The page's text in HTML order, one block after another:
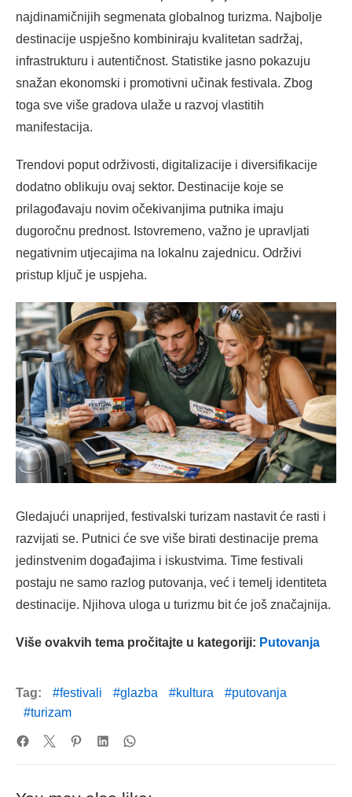
najdinamičnijih segmenata globalnog turizma. Najbolje
destinacije uspješno kombiniraju kvalitetan sadržaj,
infrastrukturu i autentičnost. Statistike jasno pokazuju
snažan ekonomski i promotivni učinak festivala. Zbog
toga sve više gradova ulaže u razvoj vlastitih
manifestacija.
Trendovi poput održivosti, digitalizacije i diversifikacije
dodatno oblikuju ovaj sektor. Destinacije koje se
prilagođavaju novim očekivanjima putnika imaju
dugoročnu prednost. Istovremeno, važno je upravljati
negativnim utjecajima na lokalnu zajednicu. Održivi
pristup ključ je uspjeha.
Gledajući unaprijed, festivalski turizam nastavit će rasti i
razvijati se. Putnici će sve više birati destinacije prema
jedinstvenim događajima i iskustvima. Time festivali
postaju ne samo razlog putovanja, već i temelj identiteta
destinacije. Njihova uloga u turizmu bit će još značajnija.
Više ovakvih tema pročitajte u kategoriji: Putovanja
Tag: festivali glazba kultura
putovanja
turizam